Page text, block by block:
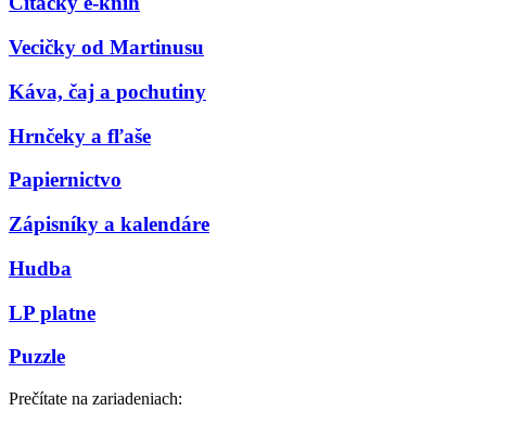
Vecičky od Martinusu
Káva, čaj a pochutiny
Hrnčeky a fľaše
Papiernictvo
Zápisníky a kalendáre
Hudba
LP platne
Puzzle
Prečítate na zariadeniach: